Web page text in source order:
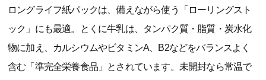
ロングライフ紙パックは、備えながら使う「ローリングスト
ック」にも最適。とくに牛乳は、タンパク質・脂質・炭水化
物に加え、カルシウムやビタミンA、B2などをバランスよく
含む「準完全栄養食品」とされています。未開封なら常温で